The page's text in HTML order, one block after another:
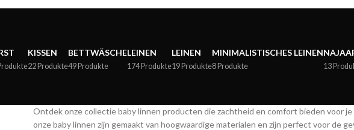
KISSEN
22 Produkte
BETTWÄSCHE
49 Produkte
LEINEN
174 Produkte
LEINEN
19 Produkte
MINIMALISTISCHES LEINEN
8 Produkte 13
Ontdek onze collectie baby linnen producten die zachtheid en comfort bieden voor
onze baby linnen zijn gemaakt van hoogwaardige materialen en zijn perfect voor de